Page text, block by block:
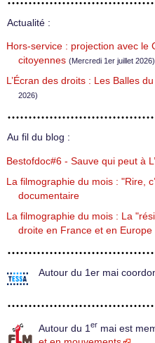
Actualité :
Hors-service : projection avec le
citoyennes (Mercredi 1er juillet 2026)
L’Écran des droits : Les Balles
2026)
Au fil du blog :
Bestofdoc#6 - Sauve qui peut à
La filmographie du mois : "Rire,
documentaire
La filmographie du mois : La
droite en France et en Europe
Autour du 1er mai
Autour du 1 er mai est